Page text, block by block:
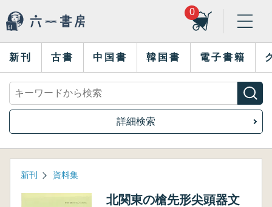
0
新刊 古書 中国書 韓国書 電子書籍
詳細検索
新刊 資料集
北関東の槍先形尖頭器文